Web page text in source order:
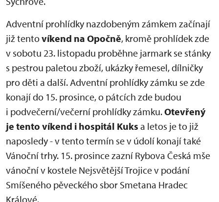
Adventní prohlídky nazdobeným zámkem začínají
již tentovíkend na Opočně, kromě prohlídek zde
v sobotu 23. listopadu proběhne jarmark se stánky
s pestrou paletou zboží, ukázky řemesel, dílničky
pro děti a další. Adventní prohlídky zámku se zde
konají do 15. prosince, o pátcích zde budou
i podvečerní/večerní prohlídky zámku.Otevřený
je tento víkend i hospitál Kuks a letos je to již
naposledy - v tento termín se v údolí konají také
Vánoční trhy. 15. prosince zazní Rybova Česká mše
vánoční v kostele Nejsvětější Trojice v podání
Smíšeného pěveckého sbor Smetana Hradec
Králové.